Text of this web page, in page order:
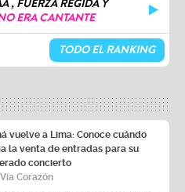
, FUERZA REGIDA Y
ERA CANTANTE
TODO EL RANKING
vuelve a Lima: Conoce cuándo
la venta de entradas para su
concierto
Vía Corazón